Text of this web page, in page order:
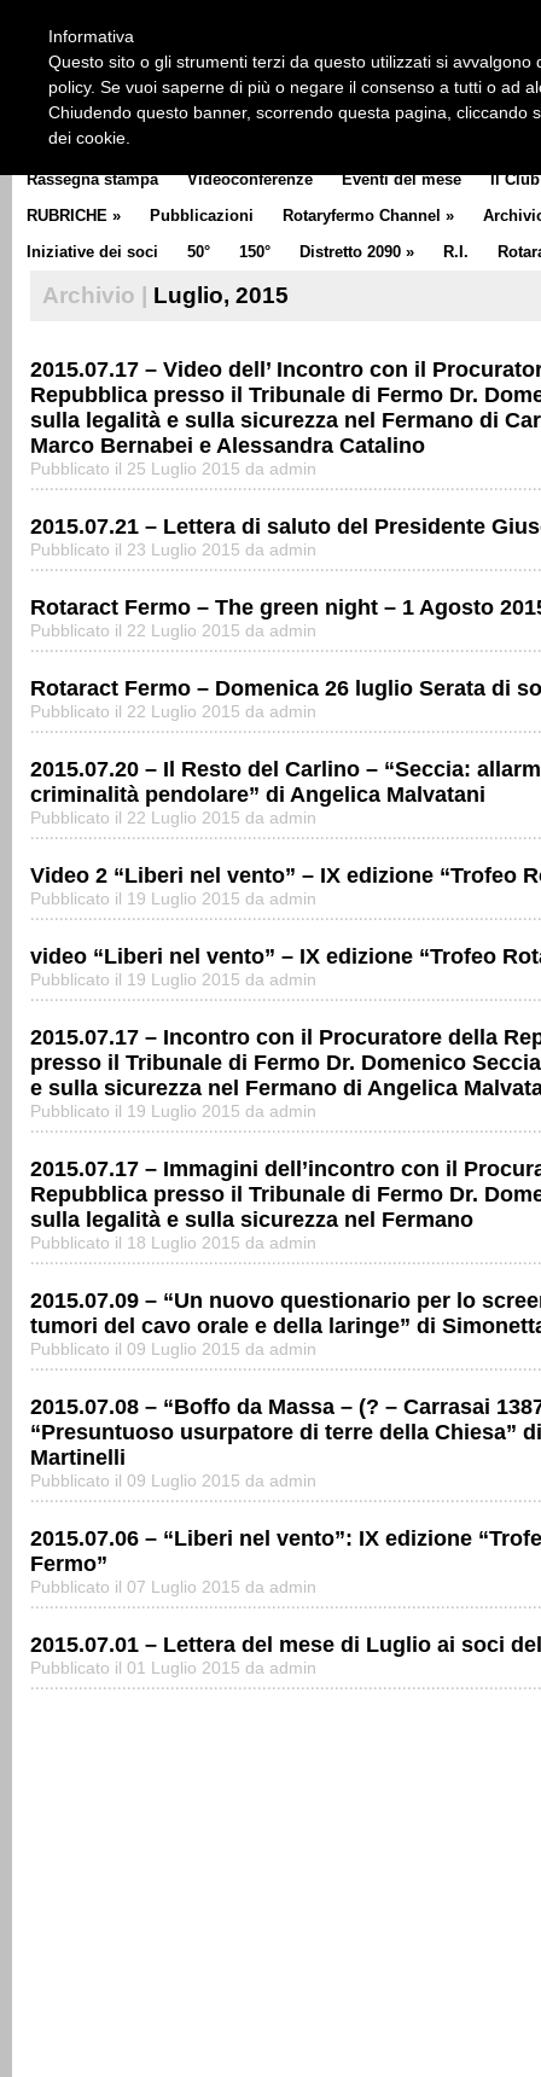
CLUB COMMUNICATOR
Rassegna stampa Videoconferenze Eventi del mese Il Club
RUBRICHE » Pubblicazioni Rotaryfermo Channel »
Iniziative dei soci
50° 150° Distretto 2090 » R.I.
Archivio | Luglio, 2015
2015.07.17 – Video dell’ Incontro con il
Repubblica presso il Tribunale di Fermo Dr.
sulla legalità e sulla sicurezza nel Fermano di
Marco Bernabei e Alessandra Catalino
Pubblicato il 25 Luglio 2015 da admin
2015.07.21 – Lettera di saluto del Presidente
Pubblicato il 23 Luglio 2015 da admin
Rotaract Fermo – The green night – 1 Agosto
Pubblicato il 22 Luglio 2015 da admin
Rotaract Fermo – Domenica 26 luglio Serata di
Pubblicato il 22 Luglio 2015 da admin
2015.07.20 – Il Resto del Carlino – “Seccia:
criminalità pendolare” di Angelica Malvatani
Pubblicato il 22 Luglio 2015 da admin
Video 2 “Liberi nel vento” – IX edizione “Trofeo
Pubblicato il 19 Luglio 2015 da admin
video “Liberi nel vento” – IX edizione “Trofeo
Pubblicato il 19 Luglio 2015 da admin
2015.07.17 – Incontro con il Procuratore della
presso il Tribunale di Fermo Dr. Domenico
e sulla sicurezza nel Fermano di Angelica
Pubblicato il 19 Luglio 2015 da admin
2015.07.17 – Immagini dell’incontro con il
Repubblica presso il Tribunale di Fermo Dr.
sulla legalità e sulla sicurezza nel Fermano
Pubblicato il 18 Luglio 2015 da admin
2015.07.09 – “Un nuovo questionario per lo
tumori del cavo orale e della laringe” di
Pubblicato il 09 Luglio 2015 da admin
2015.07.08 – “Boffo da Massa – (? – Carrasai
“Presuntuoso usurpatore di terre della Chiesa”
Martinelli
Pubblicato il 09 Luglio 2015 da admin
2015.07.06 – “Liberi nel vento”: IX edizione
Fermo”
Pubblicato il 07 Luglio 2015 da admin
2015.07.01 – Lettera del mese di Luglio ai soci
Pubblicato il 01 Luglio 2015 da admin
Informativa
Questo sito o gli strumenti terzi da questo utilizzati si
policy. Se vuoi saperne di più o negare il consenso a tutti o ad
Chiudendo questo banner, scorrendo questa pagina, cliccando
dei cookie.